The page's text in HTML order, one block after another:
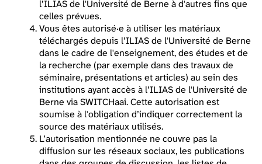
l’ILIAS de l'Université de Berne à d'autres fins que
celles prévues.
Vous êtes autorisé·e à utiliser les matériaux
téléchargés depuis l’ILIAS de l'Université de Berne
dans le cadre de l'enseignement, des études et de
la recherche (par exemple dans des travaux de
séminaire, présentations et articles) au sein des
institutions ayant accès à l’ILIAS de l'Université de
Berne via SWITCHaai. Cette autorisation est
soumise à l'obligation d’indiquer correctement la
source des matériaux utilisés.
L’autorisation mentionnée ne couvre pas la
diffusion sur les réseaux sociaux, les publications